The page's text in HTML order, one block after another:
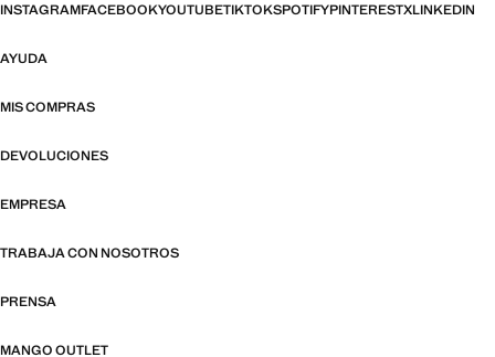
INSTAGRAMFACEBOOKYOUTUBETIKTOKSPOTIFYPINTERESTXLINKEDIN
AYUDA
MIS COMPRAS
DEVOLUCIONES
EMPRESA
TRABAJA CON NOSOTROS
PRENSA
MANGO OUTLET